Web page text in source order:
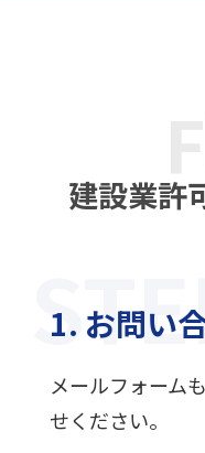
建設業許
1. お問い
メールフォーム
せください。